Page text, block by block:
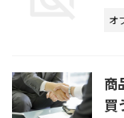
オ
商
買